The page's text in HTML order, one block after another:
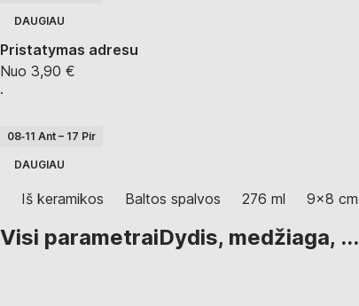
DAUGIAU
Pristatymas adresu
Nuo 3,90 €
·
08‑11 Ant – 17 Pir
DAUGIAU
Iš keramikos Baltos spalvos 276 ml 9x8 cm
Visi parametraiDydis, medžiaga, ...